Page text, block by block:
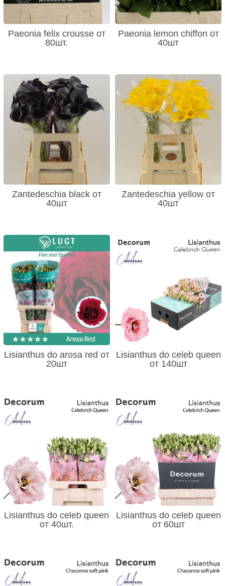
Paeonia felix crousse от
80шт.
Paeonia lemon chiffon от
40шт
Zantedeschia black от
40шт
Zantedeschia yellow от
40шт
Lisianthus do arosa red от
20шт
Lisianthus do celeb queen
от 140шт
Lisianthus do celeb queen
от 40шт.
Lisianthus do celeb queen
от 60шт